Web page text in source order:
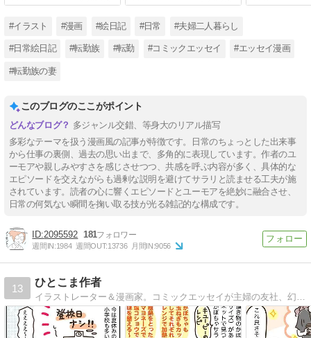
#イラスト #漫画 #絵日記 #日常 #夫婦二人暮らし
#日常絵日記 #転勤族 #転勤 #コミックエッセイ #エッセイ漫画
#転勤族の妻
このブログのここがポイント
多ジャンル交錯、等身大のリアル描写
多彩なテーマを扱う漫画風の記事が特徴です。日常のちょっとした出来事
から仕事の裏側、過去の思い出まで、多角的に表現しています。作者のユ
ーモアや親しみやすさを感じさせつつ、共感を呼ぶ内容が多く、具体的な
エピソードを交えながらも過剰な説明を避けてサラリと読ませる工夫が施
されています。読者の心に響くエピソードとユーモアを絶妙に融合させ、
日常の何気ない瞬間を掬い取る技が光る雑記的な構成です。
2095592 181
週間IN:1984 週間OUT:13736 月間IN:9056
13
ひとこま作者